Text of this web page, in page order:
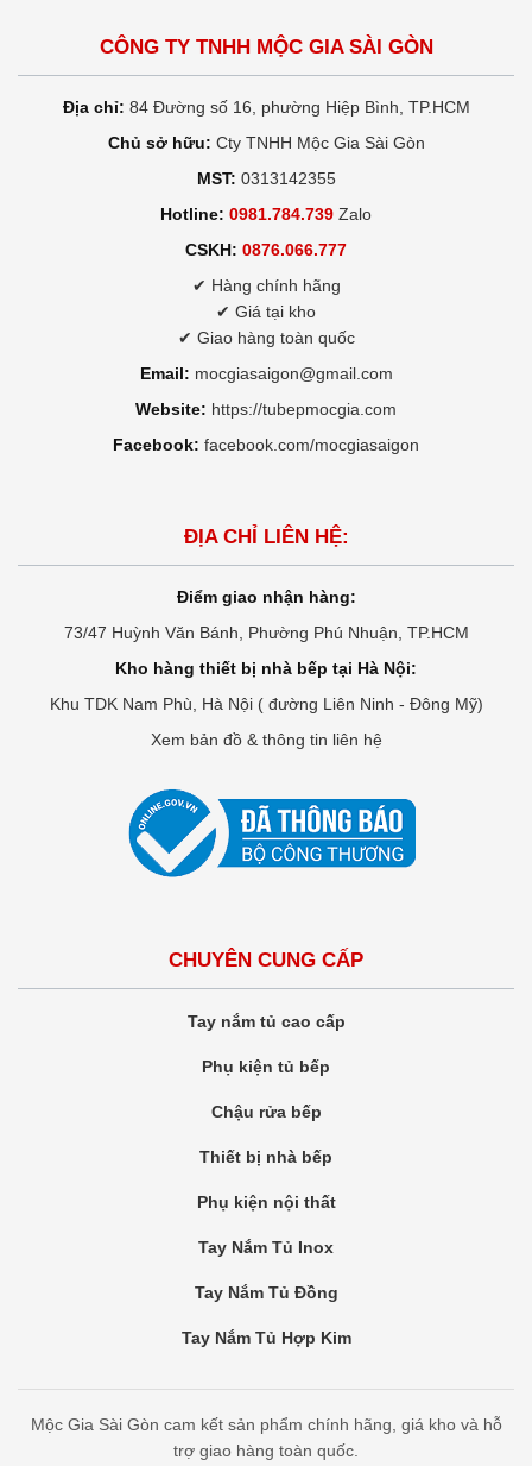
CÔNG TY TNHH MỘC GIA SÀI GÒN
Địa chỉ: 84 Đường số 16, phường Hiệp Bình, TP.HCM
Chủ sở hữu: Cty TNHH Mộc Gia Sài Gòn
MST: 0313142355
Hotline: 0981.784.739 Zalo
CSKH: 0876.066.777
✔ Hàng chính hãng
✔ Giá tại kho
✔ Giao hàng toàn quốc
Email: mocgiasaigon@gmail.com
Website: https://tubepmocgia.com
Facebook: facebook.com/mocgiasaigon
ĐỊA CHỈ LIÊN HỆ:
Điểm giao nhận hàng:
73/47 Huỳnh Văn Bánh, Phường Phú Nhuận, TP.HCM
Kho hàng thiết bị nhà bếp tại Hà Nội:
Khu TDK Nam Phù, Hà Nội ( đường Liên Ninh - Đông Mỹ)
Xem bản đồ & thông tin liên hệ
CHUYÊN CUNG CẤP
Tay nắm tủ cao cấp
Phụ kiện tủ bếp
Chậu rửa bếp
Thiết bị nhà bếp
Phụ kiện nội thất
Tay Nắm Tủ Inox
Tay Nắm Tủ Đồng
Tay Nắm Tủ Hợp Kim
Mộc Gia Sài Gòn cam kết sản phẩm chính hãng, giá kho và hỗ
trợ giao hàng toàn quốc.